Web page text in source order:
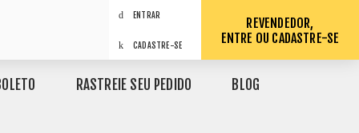
ENTRAR
CADASTRE-SE
REVENDEDOR,
ENTRE OU CADASTRE-SE
RASTREIE SEU PEDIDO BLOG